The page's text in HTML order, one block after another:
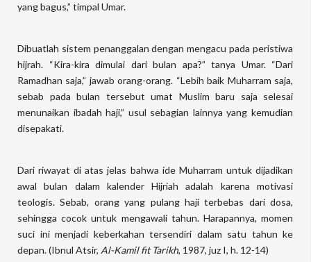
yang bagus,” timpal Umar.
Dibuatlah sistem penanggalan dengan mengacu pada peristiwa
hijrah. “Kira-kira dimulai dari bulan apa?” tanya Umar. “Dari
Ramadhan saja,” jawab orang-orang. “Lebih baik Muharram saja,
sebab pada bulan tersebut umat Muslim baru saja selesai
menunaikan ibadah haji,” usul sebagian lainnya yang kemudian
disepakati.
Dari riwayat di atas jelas bahwa ide Muharram untuk dijadikan
awal bulan dalam kalender Hijriah adalah karena motivasi
teologis. Sebab, orang yang pulang haji terbebas dari dosa,
sehingga cocok untuk mengawali tahun. Harapannya, momen
suci ini menjadi keberkahan tersendiri dalam satu tahun ke
depan. (Ibnul Atsir, Al-Kamil fit Tarikh, 1987, juz I, h. 12-14)